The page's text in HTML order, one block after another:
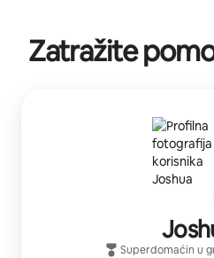
Zatražite
Superdomaćin u